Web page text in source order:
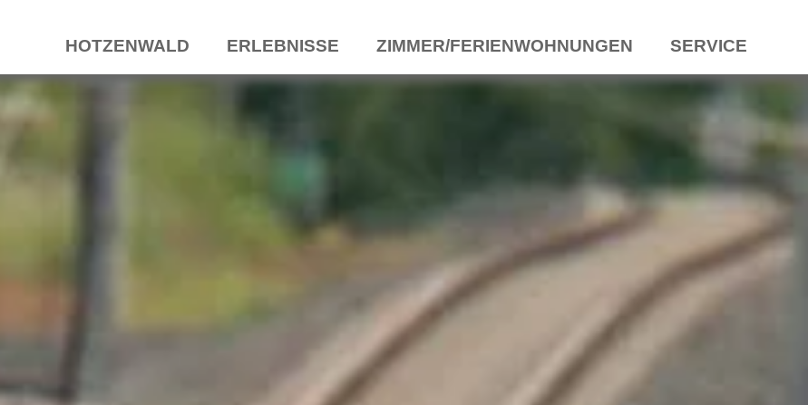
HOTZENWALD ERLEBNISSE ZIMMER/FERIENWOHNUNGEN SERVICE